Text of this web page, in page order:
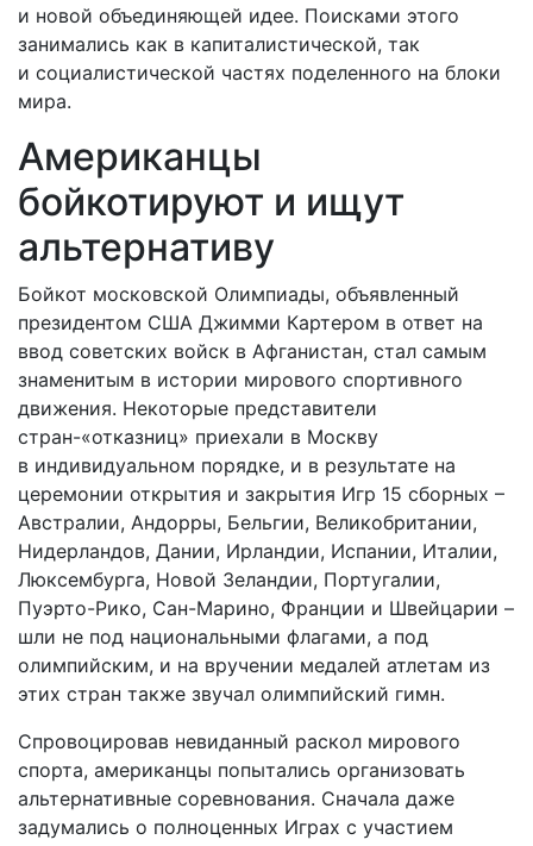
и новой объединяющей идее. Поисками этого
занимались как в капиталистической, так
и социалистической частях поделенного на блоки
мира.
Американцы
бойкотируют и ищут
альтернативу
Бойкот московской Олимпиады, объявленный
президентом США Джимми Картером в ответ на
ввод советских войск в Афганистан, стал самым
знаменитым в истории мирового спортивного
движения. Некоторые представители
стран-«отказниц» приехали в Москву
в индивидуальном порядке, и в результате на
церемонии открытия и закрытия Игр 15 сборных –
Австралии, Андорры, Бельгии, Великобритании,
Нидерландов, Дании, Ирландии, Испании, Италии,
Люксембурга, Новой Зеландии, Португалии,
Пуэрто-Рико, Сан-Марино, Франции и Швейцарии –
шли не под национальными флагами, а под
олимпийским, и на вручении медалей атлетам из
этих стран также звучал олимпийский гимн.
Спровоцировав невиданный раскол мирового
спорта, американцы попытались организовать
альтернативные соревнования. Сначала даже
задумались о полноценных Играх с участием